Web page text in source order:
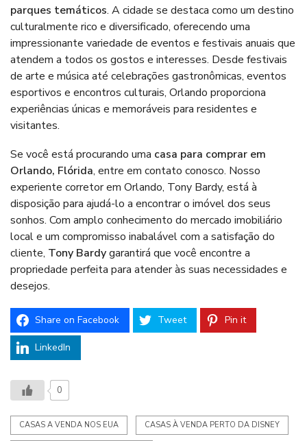
parques temáticos. A cidade se destaca como um destino
culturalmente rico e diversificado, oferecendo uma
impressionante variedade de eventos e festivais anuais que
atendem a todos os gostos e interesses. Desde festivais
de arte e música até celebrações gastronômicas, eventos
esportivos e encontros culturais, Orlando proporciona
experiências únicas e memoráveis para residentes e
visitantes.
Se você está procurando uma casa para comprar em
Orlando, Flórida, entre em contato conosco. Nosso
experiente corretor em Orlando, Tony Bardy, está à
disposição para ajudá-lo a encontrar o imóvel dos seus
sonhos. Com amplo conhecimento do mercado imobiliário
local e um compromisso inabalável com a satisfação do
cliente, Tony Bardygarantirá que você encontre a
propriedade perfeita para atender às suas necessidades e
desejos.
Share on Facebook Tweet Pin it
LinkedIn
0
CASAS A VENDA NOS EUA CASAS À VENDA PERTO DA DISNEY